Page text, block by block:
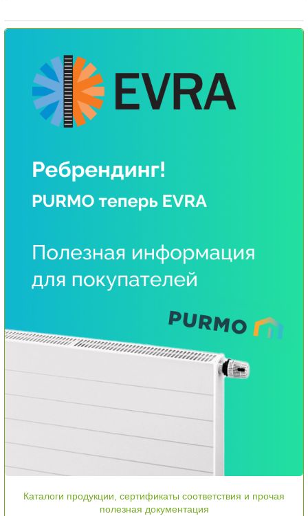
Каталоги продукции, сертификаты соответствия и прочая
полезная документация